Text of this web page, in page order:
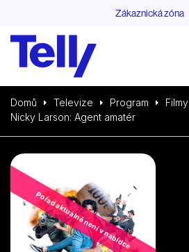
Zákaznická zóna
Domů Televize Program Filmy
Nicky Larson: Agent amatér
Pořad aktuálně není v nabídce